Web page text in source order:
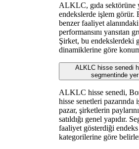
ALKLC, gıda sektörüne
endekslerde işlem görür.
benzer faaliyet
performansını yansıtan
Şirket, bu endekslerdeki
dinamiklerine göre
ALKLC hisse senedi
segmentinde yer
ALKLC hisse senedi,
hisse senetleri pazarında
pazar, şirketlerin
satıldığı genel yapıdır.
faaliyet gösterdiği
kategorilerine göre